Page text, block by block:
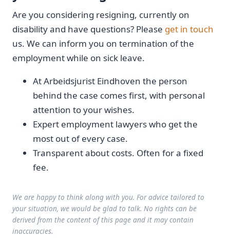
Are you considering resigning, currently on
disability and have questions? Please get in touch
us. We can inform you on termination of the
employment while on sick leave.
At Arbeidsjurist Eindhoven the person
behind the case comes first, with personal
attention to your wishes.
Expert employment lawyers who get the
most out of every case.
Transparent about costs. Often for a fixed
fee.
We are happy to think along with you. For advice tailored to
your situation, we would be glad to talk. No rights can be
derived from the content of this page and it may contain
inaccuracies.